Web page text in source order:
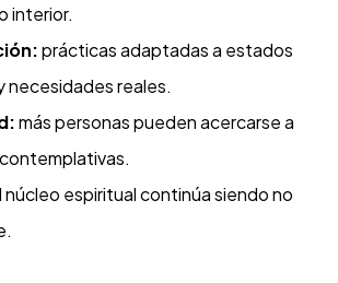
interior.
prácticas adaptadas a estados
necesidades reales.
más personas pueden acercarse a
núcleo espiritual continúa siendo no